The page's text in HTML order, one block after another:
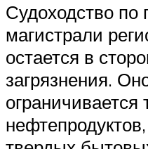
Судоходство по
магистрали
остается в
загрязнения.
ограничивается